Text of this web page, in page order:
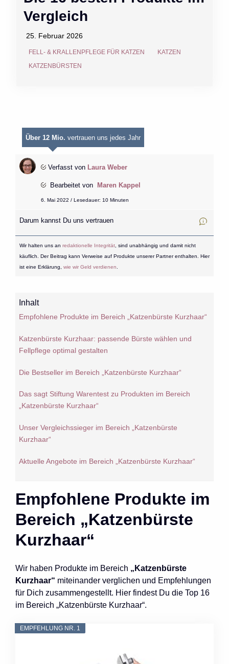
Vergleich
25. Februar 2026
FELL- & KRALLENPFLEGE FÜR KATZEN
KATZEN
KATZENBÜRSTEN
Über 12 Mio. vertrauen uns jedes Jahr
Verfasst von Laura Weber
Bearbeitet von Maren Kappel
6. Mai 2022 / Lesedauer: 10 Minuten
Darum kannst Du uns vertrauen
Wir halten uns an redaktionelle Integrität, sind unabhängig und damit nicht
käuflich. Der Beitrag kann Verweise auf Produkte unserer Partner enthalten. Hier
ist eine Erklärung, wie wir Geld verdienen
Inhalt
Empfohlene Produkte im Bereich „Katzenbürste Kurzhaar“
Katzenbürste Kurzhaar: passende Bürste wählen und
Fellpflege optimal gestalten
Die Bestseller im Bereich „Katzenbürste Kurzhaar“
Das sagt Stiftung Warentest zu Produkten im Bereich
„Katzenbürste Kurzhaar“
Unser Vergleichssieger im Bereich „Katzenbürste
Kurzhaar“
Aktuelle Angebote im Bereich „Katzenbürste Kurzhaar“
Empfohlene Produkte im
Bereich „Katzenbürste
Kurzhaar“
Wir haben Produkte im Bereich „Katzenbürste
Kurzhaar“ miteinander verglichen und Empfehlungen
für Dich zusammengestellt. Hier findest Du die Top 16
im Bereich „Katzenbürste Kurzhaar“.
EMPFEHLUNG NR. 1